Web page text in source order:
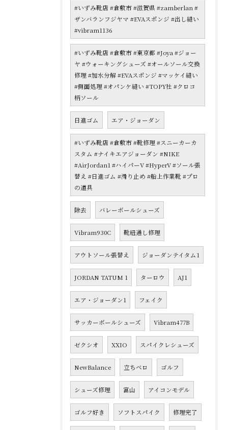
#いずみ靴店 #倉敷市 #滋賀県 #zamberlan #
ザンバランフジヤマ #EVAスポンジ #出し縫い
#vibram1136
#いずみ靴店 #倉敷市 #東京都 #Joya #ジョー
ヤ #ウォーキングシューズ #オールソール交換
修理 #加水分解 #EVAスポンジ #マッケイ縫い
#側面処理 #オパンケ縫い #TOPY社 #クロコ
柄ソール
日進ゴム エア・ジョーダン
#いずみ靴店 #倉敷市 #靴修理 #スニーカーカ
スタム #ナイキエアジョーダン #NIKE
#AirJordan1 #ハイパーV #HyperV #ソール張
替え #日進ゴム #滑り止め #船上作業靴 #プロ
の道具
除去 バレーボールシューズ
Vibram930C 靴紐通し修理
アウトソール張替え ジョーダンテイタム1
JORDAN TATUM 1 ターロウ AJ1
エア・ジョーダン1 フェイク
サッカーボールシューズ Vibram477B
ゼクシオ XXIO スパイクレシューズ
NewBalance 立ちベロ ゴルフ
シューズ修理 富山 アイコンモデル
ゴルフ好き ソフトスパイク 修理完了